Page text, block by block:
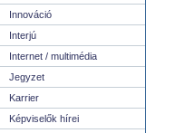
Innováció
Interjú
Internet / multimédia
Jegyzet
Karrier
Képviselők hírei